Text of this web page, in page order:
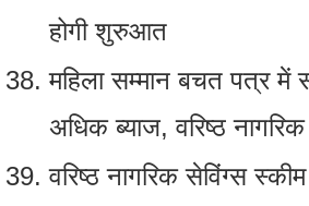
होगी शुरुआत
महिला सम्‍मान बचत पत्र में
अधिक ब्‍याज, वरिष्‍ठ
वरिष्ठ नागरिक सेविंग्स